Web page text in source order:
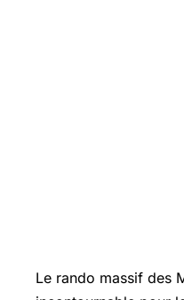
Le rando massif des